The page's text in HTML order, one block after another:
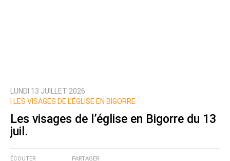
LUNDI 13 JUILLET 2026
LES VISAGES DE L’ÉGLISE EN BIGORRE
Les visages de l’église en Bigorre du 13
juil.
ÉCOUTER PARTAGER